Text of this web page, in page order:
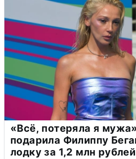
«Всё, потеряла я
подарила Филиппу
лодку за 1,2 млн рублей